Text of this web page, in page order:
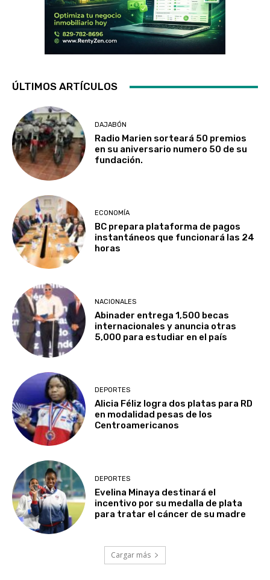
ÚLTIMOS ARTÍCULOS
DAJABÓN
Radio Marien sorteará 50 premios
en su aniversario numero 50 de su
fundación.
ECONOMÍA
BC prepara plataforma de pagos
instantáneos que funcionará las 24
horas
NACIONALES
Abinader entrega 1,500 becas
internacionales y anuncia otras
5,000 para estudiar en el país
DEPORTES
Alicia Féliz logra dos platas para RD
en modalidad pesas de los
Centroamericanos
DEPORTES
Evelina Minaya destinará el
incentivo por su medalla de plata
para tratar el cáncer de su madre
Cargar más